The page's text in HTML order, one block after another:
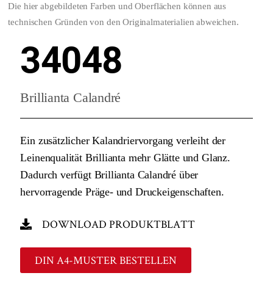
Die hier abgebildeten Farben und Oberflächen können aus
technischen Gründen von den Originalmaterialien abweichen.
34048
Brillianta Calandré
Ein zusätzlicher Kalandriervorgang verleiht der
Leinenqualität Brillianta mehr Glätte und Glanz.
Dadurch verfügt Brillianta Calandré über
hervorragende Präge- und Druckeigenschaften.
DOWNLOAD PRODUKTBLATT
DIN A4-MUSTER BESTELLEN